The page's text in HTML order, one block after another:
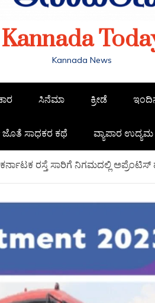
Kannada
Kannada News
ಸಿನೆಮಾ ಕ್ರೀಡೆ
ಜೊತೆ ಸಾಧಕರ ಕಥೆ ವ್ಯಾಪಾರ ಉದ್ಯಮ
ರಸ್ತೆ ಸಾರಿಗೆ ನಿಗಮದಲ್ಲಿ ಅಪ್ರೆಂಟಿಸ್